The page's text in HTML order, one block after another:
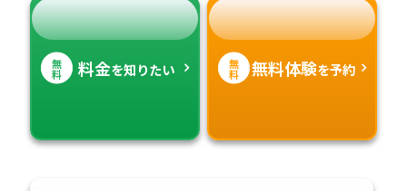
無
料 料金を知りたい 無
料 無料体験を予約